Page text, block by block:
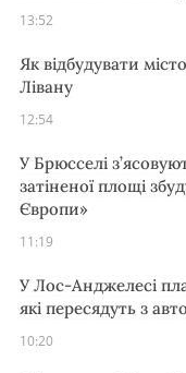
13:52
Як відбудувати
Лівану
12:54
У Брюсселі
затіненої площі
Європи»
11:19
У Лос-Анджелесі
які пересядуть з
10:20